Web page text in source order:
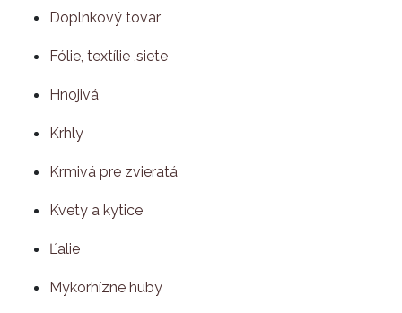
Doplnkový tovar
Fólie, textílie ,siete
Hnojivá
Krhly
Krmivá pre zvieratá
Kvety a kytice
Ľalie
Mykorhízne huby